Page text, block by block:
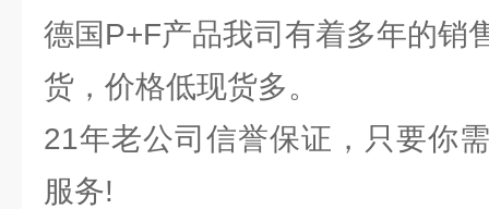
德国P+F产品我司有着多年的销
货，价格低现货多。
21年老公司信誉保证，只要你
服务!